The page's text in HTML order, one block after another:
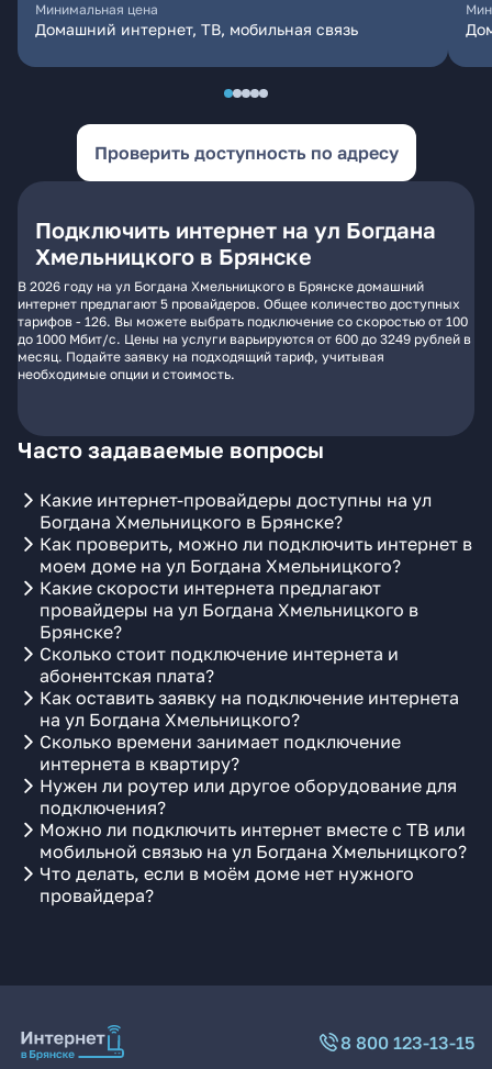
Минимальная цена
Домашний интернет, ТВ, мобильная связь
Проверить доступность по адресу
Подключить интернет на ул Богдана
Хмельницкого в Брянске
В 2026 году на ул Богдана Хмельницкого в Брянске домашний
интернет предлагают 5 провайдеров. Общее количество доступных
тарифов - 126. Вы можете выбрать подключение со скоростью от 100
до 1000 Мбит/с. Цены на услуги варьируются от 600 до 3249 рублей в
месяц. Подайте заявку на подходящий тариф, учитывая
необходимые опции и стоимость.
Часто задаваемые вопросы
Какие интернет-провайдеры доступны на ул
Богдана Хмельницкого в Брянске?
Как проверить, можно ли подключить интернет в
моем доме на ул Богдана Хмельницкого?
Какие скорости интернета предлагают
провайдеры на ул Богдана Хмельницкого в
Брянске?
Сколько стоит подключение интернета и
абонентская плата?
Как оставить заявку на подключение интернета
на ул Богдана Хмельницкого?
Сколько времени занимает подключение
интернета в квартиру?
Нужен ли роутер или другое оборудование для
подключения?
Можно ли подключить интернет вместе с ТВ или
мобильной связью на ул Богдана Хмельницкого?
Что делать, если в моём доме нет нужного
провайдера?
8 800 123-13-15